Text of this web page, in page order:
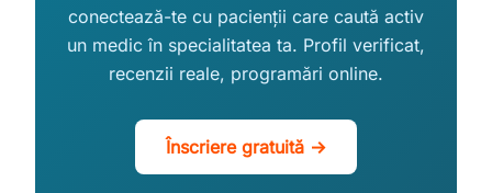
conectează-te cu pacienții care caută activ
un medic în specialitatea ta. Profil verificat,
recenzii reale, programări online.
Înscriere gratuită →